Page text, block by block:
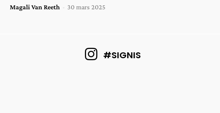
Magali Van Reeth - 30 mars 2025
#SIGNIS